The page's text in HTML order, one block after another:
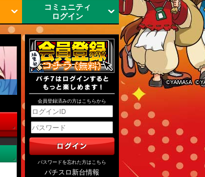
コミュニティ
ログイン
会員登録済みの方はこちらから
パスワードを忘れた方はこちら
パチスロ新台情報